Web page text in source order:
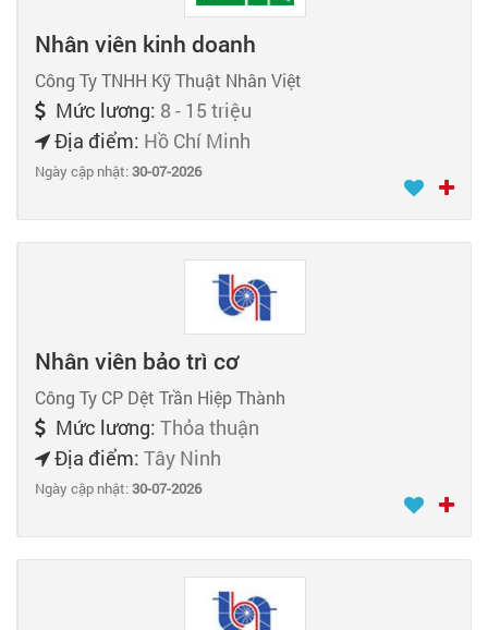
Nhân viên kinh doanh
Công Ty TNHH Kỹ Thuật Nhân Việt
Mức lương: 8 - 15 triệu
Địa điểm: Hồ Chí Minh
Ngày cập nhật:30-07-2026
Nhân viên bảo trì cơ
Công Ty CP Dệt Trần Hiệp Thành
Mức lương: Thỏa thuận
Địa điểm: Tây Ninh
Ngày cập nhật:30-07-2026